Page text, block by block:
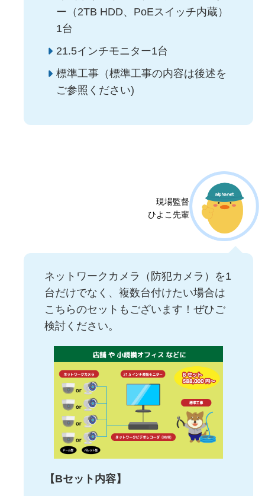
ー（2TB HDD、PoEスイッチ内蔵）
1台
21.5インチモニター1台
標準工事（標準工事の内容は後述を
ご参照ください)
現場監督
ひよこ先輩
ネットワークカメラ（防犯カメラ）を1
台だけでなく、複数台付けたい場合は
こちらのセットもございます！ぜひご
検討ください。
【Bセット内容】